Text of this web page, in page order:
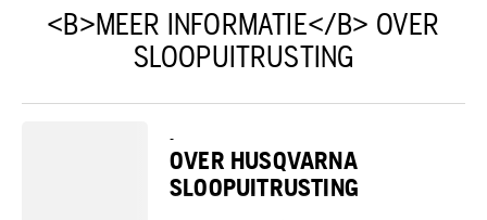
<B>MEER INFORMATIE</B> OVER
SLOOPUITRUSTING
-
OVER HUSQVARNA
SLOOPUITRUSTING